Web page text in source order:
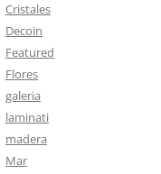
Cristales
Decoin
Featured
Flores
galeria
laminati
madera
Mar